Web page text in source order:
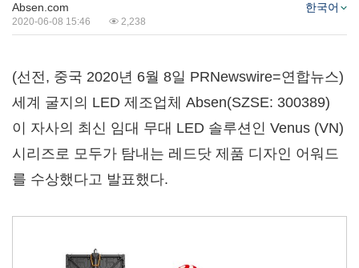
Absen.com
2020-06-08 15:46 2,238
한국어
(선전, 중국 2020년 6월 8일 PRNewswire=연합뉴스)
세계 굴지의 LED 제조업체 Absen(SZSE: 300389)
이 자사의 최신 임대 무대 LED 솔루션인 Venus (VN)
시리즈로 모두가 탐내는 레드닷 제품 디자인 어워드
를 수상했다고 발표했다.